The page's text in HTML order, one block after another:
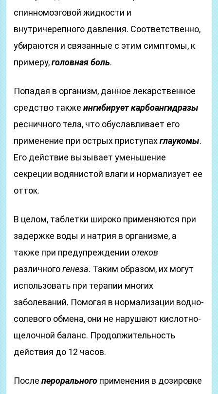
спинномозговой жидкости и
внутричерепного давления. Соответственно,
убираются и связанные с этим симптомы, к
примеру,головная боль.
Попадая в организм, данное лекарственное
средство такжеингибирует карбоангидразы
ресничного тела, что обуславливает его
применение при острых приступахглаукомы.
Его действие вызывает уменьшение
секреции водянистой влаги и нормализует ее
отток.
В целом, таблетки широко применяются при
задержке воды и натрия в организме, а
также при предупрежденииотеков
различногогенеза. Таким образом, их могут
использовать при терапии многих
заболеваний. Помогая в нормализации водно-
солевого обмена, они не нарушают кислотно-
щелочной баланс. Продолжительность
действия до 12 часов.
Послеперорального применения в дозировке